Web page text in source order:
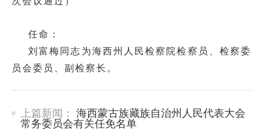
任命：
刘富梅同志为海西州人民检察院检察员、检察委
员会委员、副检察长。
上篇新闻：
海西蒙古族藏族自治州人民代表大会
常务委员会有关任免名单